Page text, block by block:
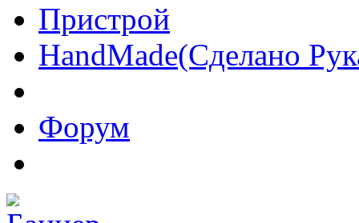
Пристрой
HandMade(Сделано
Форум